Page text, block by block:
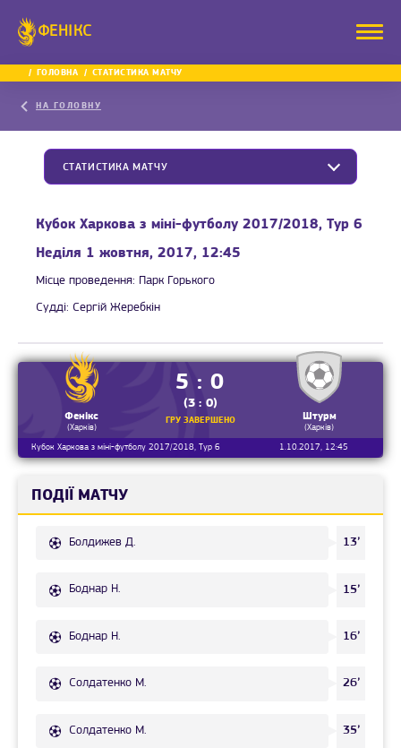
ФЕНІКС
ГОЛОВНА СТАТИСТИКА МАТЧУ
НА ГОЛОВНУ
СТАТИСТИКА МАТЧУ
Кубок Харкова з міні-футболу 2017/2018, Тур 6
Неділя 1 жовтня, 2017, 12:45
Місце проведення: Парк Горького
Судді: Сергій Жеребкін
Фенікс
(Харків)
5 : 0
(3 : 0)
ГРУ ЗАВЕРШЕНО Штурм
(Харків)
Кубок Харкова з міні-футболу 2017/2018, Тур 6
1.10.2017, 12:45
ПОДІЇ МАТЧУ
Болдижев Д. 13’
Боднар Н. 15’
Боднар Н. 16’
Солдатенко М. 26’
Солдатенко М. 35’